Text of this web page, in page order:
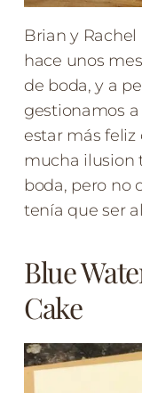
Brian y
hace unos
de boda, y a
gestionamos
estar más feliz
mucha ilusion
boda, pero no
tenía que ser
Blue
Cake